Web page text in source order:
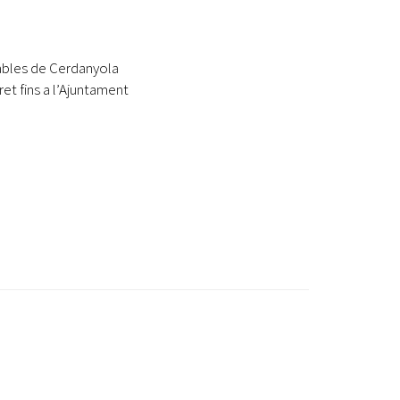
de Cerdanyola
fins a l’Ajuntament